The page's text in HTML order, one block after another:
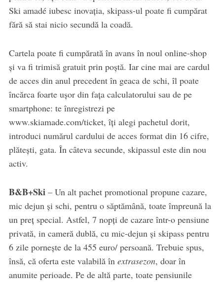
Ski amadé iubesc inovația, skipass-ul poate fi cumpărat
fără să stai nicio secundă la coadă.
Cartela poate fi cumpărată în avans în noul online-shop
și va fi trimisă gratuit prin poștă. Iar cine mai are cardul
de acces din anul precedent în geaca de schi, îl poate
încărca foarte ușor din fața calculatorului sau de pe
smartphone: te înregistrezi pe
www.skiamade.com/ticket, îți alegi pachetul dorit,
introduci numărul cardului de acces format din 16 cifre,
plătești, gata. În câteva secunde, skipassul este din nou
activ.
B&B+Ski– Un alt pachet promotional propune cazare,
mic dejun și schi, pentru o săptămână, toate împreună la
un preț special. Astfel, 7 nopți de cazare într-o pensiune
privată, in cameră dublă, cu mic-dejun și skipass pentru
6 zile pornește de la 455 euro/ persoană. Trebuie spus,
însă, că oferta este valabilă în extrasezon, doar în
anumite perioade. Pe de altă parte, toate pensiunile